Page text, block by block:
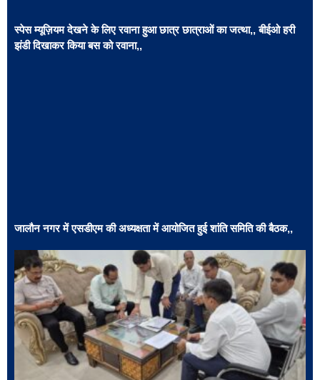
स्पेस म्यूज़ियम देखने के लिए रवाना हुआ छात्र छात्राओं का जत्था,, बीईओ हरी
झंडी दिखाकर किया बस को रवाना,,
जालौन नगर में एसडीएम की अध्यक्षता में आयोजित हुई शांति समिति की बैठक,,